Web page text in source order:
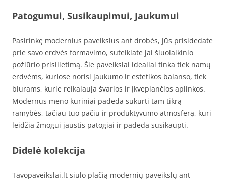
Patogumui, Susikaupimui, Jaukumui
Pasirinkę modernius paveikslus ant drobės, jūs prisidedate
prie savo erdvės formavimo, suteikiate jai šiuolaikinio
požiūrio prisilietimą. Šie paveikslai idealiai tinka tiek namų
erdvėms, kuriose norisi jaukumo ir estetikos balanso, tiek
biurams, kurie reikalauja švarios ir įkvepiančios aplinkos.
Modernūs meno kūriniai padeda sukurti tam tikrą
ramybės, tačiau tuo pačiu ir produktyvumo atmosferą, kuri
leidžia žmogui jaustis patogiai ir padeda susikaupti.
Didelė kolekcija
Tavopaveikslai.lt siūlo plačią modernių paveikslų ant